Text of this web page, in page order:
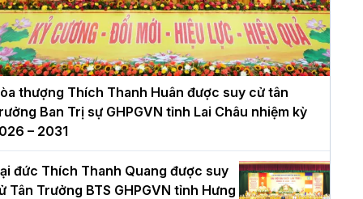
thượng Thích Thanh Huân được suy cử tân
Ban Trị sự GHPGVN tỉnh Lai Châu nhiệm kỳ
– 2031
đức Thích Thanh Quang được suy
Tân Trưởng BTS GHPGVN tỉnh Hưng